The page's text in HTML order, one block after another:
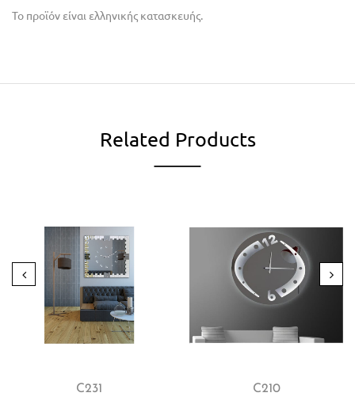
Το προϊόν είναι ελληνικής κατασκευής.
Related Products
C231 C210